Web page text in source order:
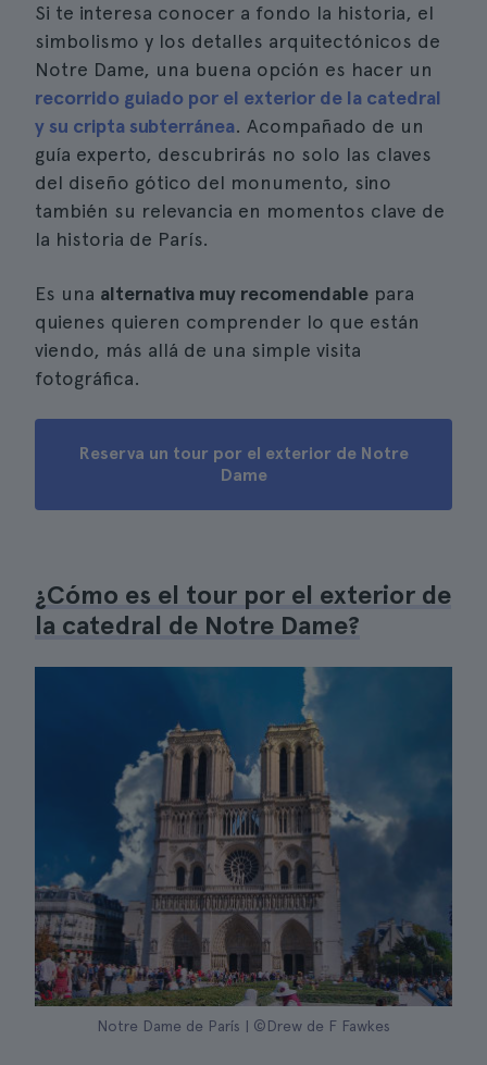
Si te interesa conocer a fondo la historia, el
simbolismo y los detalles arquitectónicos de
Notre Dame, una buena opción es hacer un
recorrido guiado por el exterior de la catedral
y su cripta subterránea. Acompañado de un
guía experto, descubrirás no solo las claves
del diseño gótico del monumento, sino
también su relevancia en momentos clave de
la historia de París.
Es una alternativa muy recomendable para
quienes quieren comprender lo que están
viendo, más allá de una simple visita
fotográfica.
Reserva un tour por el exterior de Notre
Dame
¿Cómo es el tour por el exterior de
la catedral de Notre Dame?
Notre Dame de París | ©Drew de F Fawkes